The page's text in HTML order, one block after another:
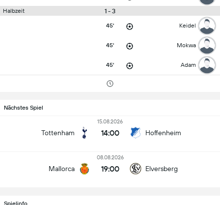
Halbzeit 1 - 3
45' Keidel
45' Mokwa
45' Adam
Nächstes Spiel
Tottenham
15.08.2026
14:00 Hoffenheim
Mallorca
08.08.2026
19:00 Elversberg
Spielinfo